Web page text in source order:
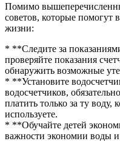
Помимо
советов, которые помогут
жизни:
* **Следите за
проверяйте показания
обнаружить возможные
* **Установите
водосчетчиков,
платить только за ту
используете.
* **Обучайте детей
важности экономии воды и